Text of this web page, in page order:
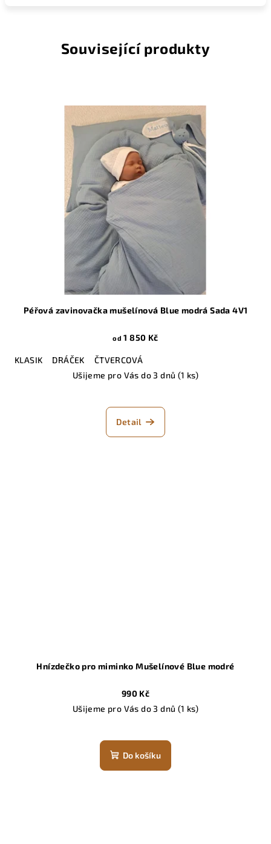
Související produkty
Péřová zavinovačka mušelínová Blue modrá Sada 4V1
od 1 850 Kč
KLASIK DRÁČEK
ČTVERCOVÁ
Ušijeme pro Vás do 3 dnů (1 ks)
Detail
Hnízdečko pro miminko Mušelínové Blue modré
990 Kč
Ušijeme pro Vás do 3 dnů (1 ks)
Do košíku